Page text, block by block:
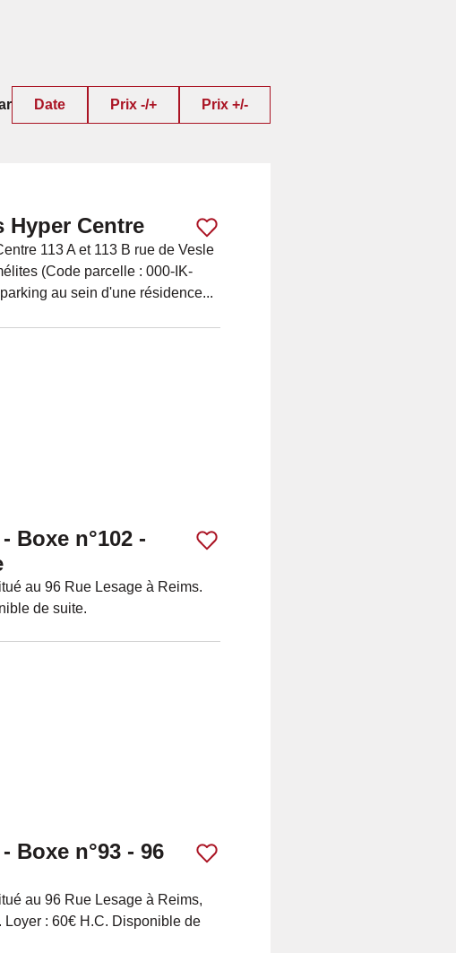
Date Prix -/+ Prix +/-
Hyper Centre
113 A et 113 B rue de Vesle
(Code parcelle : 000-IK-
au sein d'une résidence...
Boxe n°102 -
au 96 Rue Lesage à Reims.
de suite.
Boxe n°93 - 96
au 96 Rue Lesage à Reims,
Loyer : 60€ H.C. Disponible de